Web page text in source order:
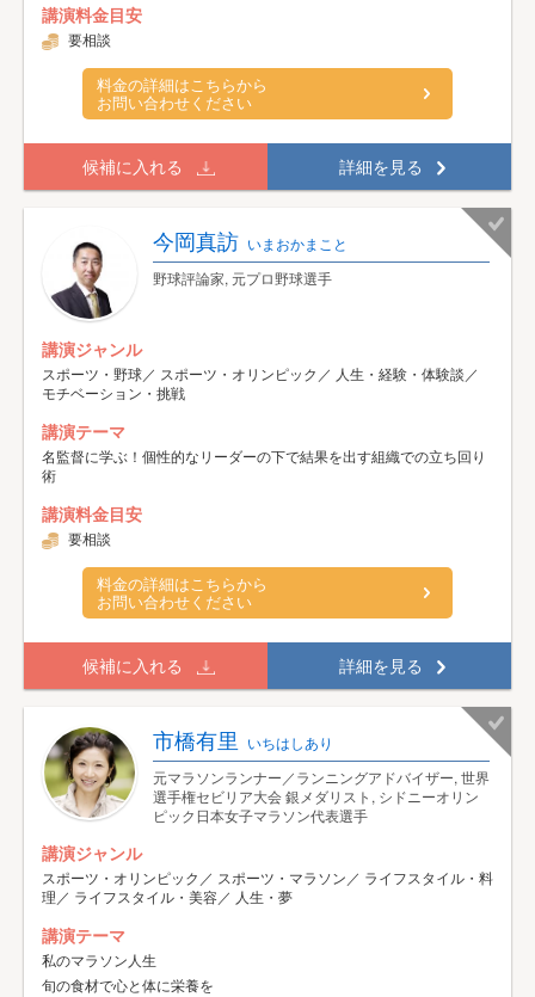
講演料金目安
要相談
料金の詳細はこちらから
お問い合わせください
候補に入れる 詳細を見る
今岡真訪 いまおかまこと
野球評論家, 元プロ野球選手
講演ジャンル
スポーツ・野球／ スポーツ・オリンピック／ 人生・経験・体験談／
モチベーション・挑戦
講演テーマ
名監督に学ぶ！個性的なリーダーの下で結果を出す組織での立ち回り
術
講演料金目安
要相談
料金の詳細はこちらから
お問い合わせください
候補に入れる 詳細を見る
市橋有里 いちはしあり
元マラソンランナー／ランニングアドバイザー, 世界
選手権セビリア大会 銀メダリスト, シドニーオリン
ピック日本女子マラソン代表選手
講演ジャンル
スポーツ・オリンピック／ スポーツ・マラソン／ ライフスタイル・料
理／ ライフスタイル・美容／ 人生・夢
講演テーマ
私のマラソン人生
旬の食材で心と体に栄養を